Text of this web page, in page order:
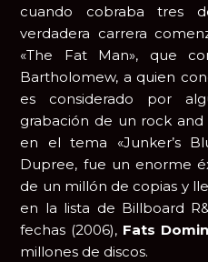
cuando cobraba tres
verdadera carrera
«The Fat Man», que
Bartholomew, a quien
es considerado por
grabación de un rock and
en el tema «Junker’s
Dupree, fue un enorme
de un millón de copias y
en la lista de Billboard
fechas (2006), Fats
millones de discos.